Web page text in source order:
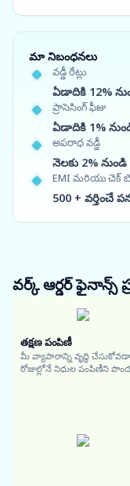
మా నిబంధనలు
వడ్డీ రేట్లు
ఏడాదికి 12%
ప్రాసెసింగ్ ఫీజు
ఏడాదికి 1%
అపరాధ వడ్డీ
నెలకు 2%
EMI మరియు చెక్
500 + వర్తించే
వర్క్ ఆర్డర్ ఫైనాన్స్
తక్షణ పంపిణీ
మీ వ్యాపారాన్ని వృద్ధి
రోజుల్లోనే నిధుల పంపిణీని